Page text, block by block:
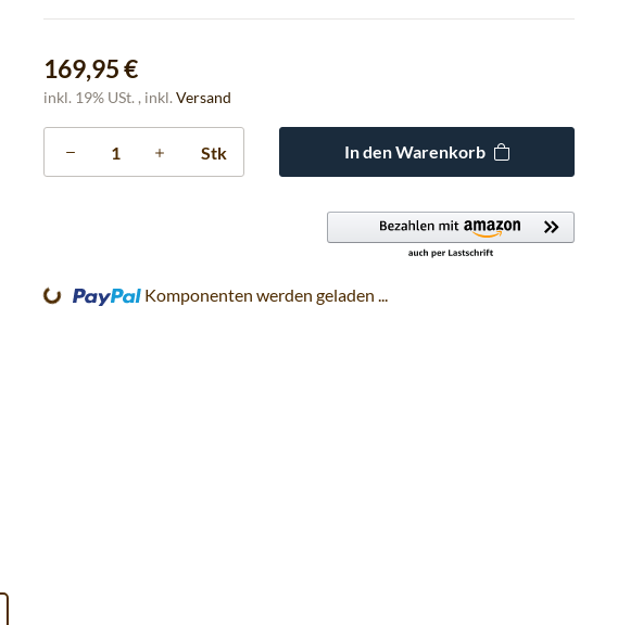
169,95 €
inkl. 19% USt. , inkl.Versand
Stk In den Warenkorb
Loading... Komponenten werden geladen ...